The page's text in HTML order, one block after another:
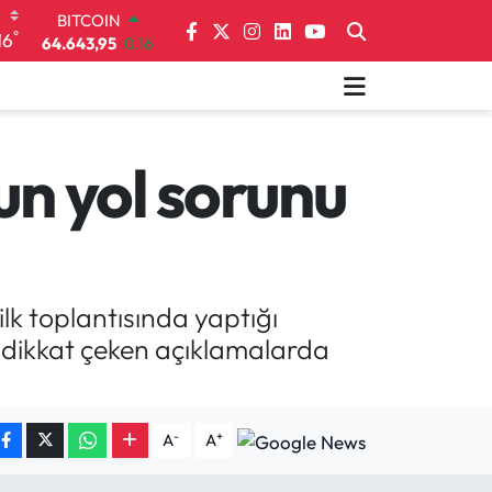
°
64.643,95 0.16
DOLAR
GRAM ALTIN
6500.87 0.12
BİST100
yol sorunu
toplantısında yaptığı
çeken açıklamalarda
A- A+